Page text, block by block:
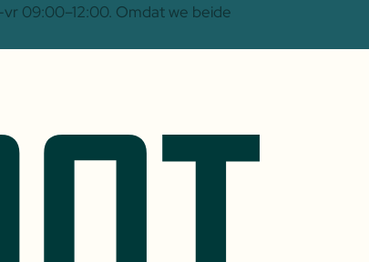
09:00–12:00. Omdat we beide